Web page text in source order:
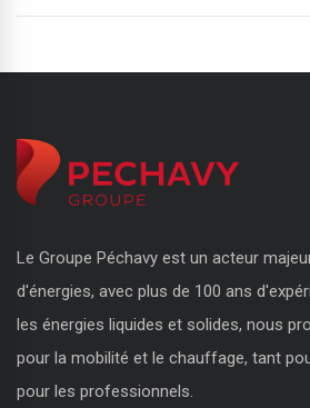
Le Groupe Péchavy est un acteur
d'énergies, avec plus de 100 ans
les énergies liquides et solides, nous
pour la mobilité et le chauffage, tant
pour les professionnels.